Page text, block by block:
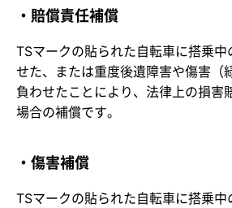
・賠償責任補償
TSマークの貼られた自転車に搭乗中
せた、または重度後遺障害や傷害（
負わせたことにより、法律上の損害
場合の補償です。
・傷害補償
TSマークの貼られた自転車に搭乗